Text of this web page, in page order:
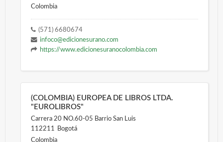
Colombia
(571) 6680674
infoco@edicionesurano.com
https://www.edicionesuranocolombia.com
(COLOMBIA) EUROPEA DE LIBROS LTDA.
"EUROLIBROS"
Carrera 20 NO.60-05 Barrio San Luis
112211
Bogotá
Colombia